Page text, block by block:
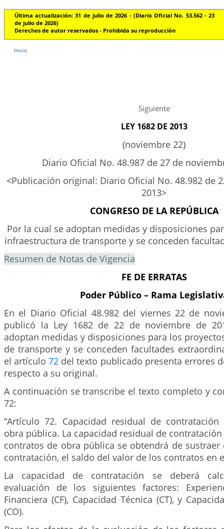
Última actualización: 31 de julio de 2026 - (Diario Oficial No. 53.562 - 23
de julio de 2026)
Derechos de autor reservados - Prohibida su reproducción
Inicio
Siguiente
LEY 1682 DE 2013
(noviembre 22)
Diario Oficial No. 48.987 de 27 de
<Publicación original: Diario Oficial No. 48.982 de
2013>
CONGRESO DE LA REPÚBLICA
Por la cual se adoptan medidas y disposiciones
infraestructura de transporte y se conceden
Resumen de Notas de Vigencia
FE DE ERRATAS
Poder Público – Rama
En el Diario Oficial 48.982 del viernes 22 de
publicó la Ley 1682 de 22 de noviembre de
adoptan medidas y disposiciones para los
de transporte y se conceden facultades
el artículo72 del texto publicado presenta errores
respecto a su original.
A continuación se transcribe el texto completo y
72:
“Artículo 72. Capacidad residual de
obra pública. La capacidad residual de
contratos de obra pública se obtendrá de sustraer
contratación, el saldo del valor de los contratos en
La capacidad de contratación se deberá
evaluación de los siguientes factores:
Financiera (CF), Capacidad Técnica (CT), y
(CO).